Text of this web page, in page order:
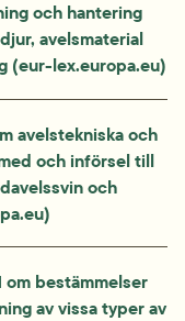
och hantering
avelsmaterial
(eur-lex.europa.eu)
avelstekniska och
och införsel till
och
om bestämmelser
av vissa typer av